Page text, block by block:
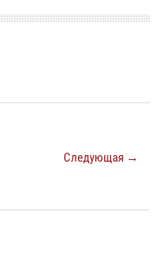
Следующая →